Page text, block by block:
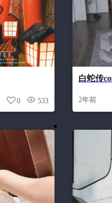
533
0
白蛇传
2年前